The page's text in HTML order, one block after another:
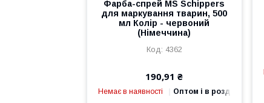
Фарба-спрей MS Schippers
для маркування тварин, 500
мл Колір - червоний
(Німеччина)
4362
190,91 ₴
Немає в наявності Оптом і в роздріб